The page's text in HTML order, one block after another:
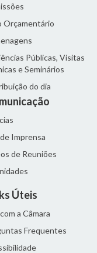
Orçamentário
Públicas, Visitas
e Seminários
do dia
Imprensa
de Reuniões
Úteis
a Câmara
Frequentes